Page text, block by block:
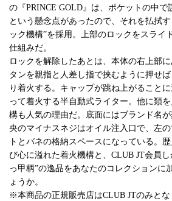
の『PRINCE GOLD』は、ポケットの中で
という懸念点があったので、それを払拭
ック機構”を採用。上部のロックをスライ
仕組みだ。
ロックを解除したあとは、本体の右上部
タンを親指と人差し指で挟むように押せ
り着火する。キャップが跳ね上がること
って着火する半自動式ライター。他に類
構も人気の理由だ。底面にはブランド名
央のマイナスネジはオイル注入口で、左
トとバネの格納スペースになっている。
び心に溢れた着火機構と、CLUB JT会員
っ甲柄”の逸品をあなたのコレクションに
ょうか。
※本商品の正規販売店はCLUB JTのみとな